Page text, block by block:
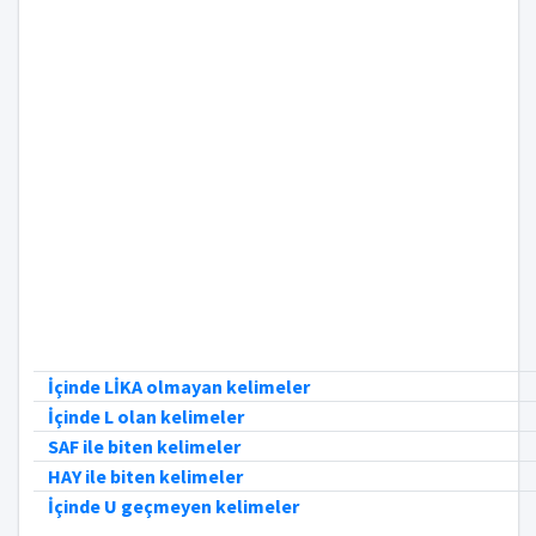
İçinde LİKA olmayan kelimeler
İçinde L olan kelimeler
SAF ile biten kelimeler
HAY ile biten kelimeler
İçinde U geçmeyen kelimeler